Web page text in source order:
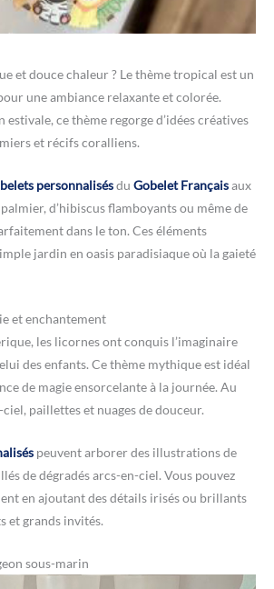
et douce chaleur ? Le thème tropical est un
une ambiance relaxante et colorée.
estivale, ce thème regorge d’idées créatives
et récifs coralliens.
personnalisésdu Gobelet Françaisaux
d’hibiscus flamboyants ou même de
dans le ton. Ces éléments
jardin en oasis paradisiaque où la gaieté
et enchantement
les licornes ont conquis l’imaginaire
des enfants. Ce thème mythique est idéal
de magie ensorcelante à la journée. Au
paillettes et nuages de douceur.
peuvent arborer des illustrations de
de dégradés arcs-en-ciel. Vous pouvez
en ajoutant des détails irisés ou brillants
et grands invités.
sous-marin